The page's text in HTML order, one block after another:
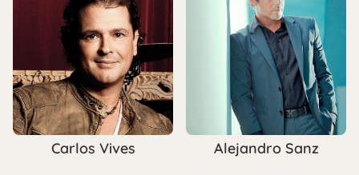
Carlos Vives Alejandro Sanz